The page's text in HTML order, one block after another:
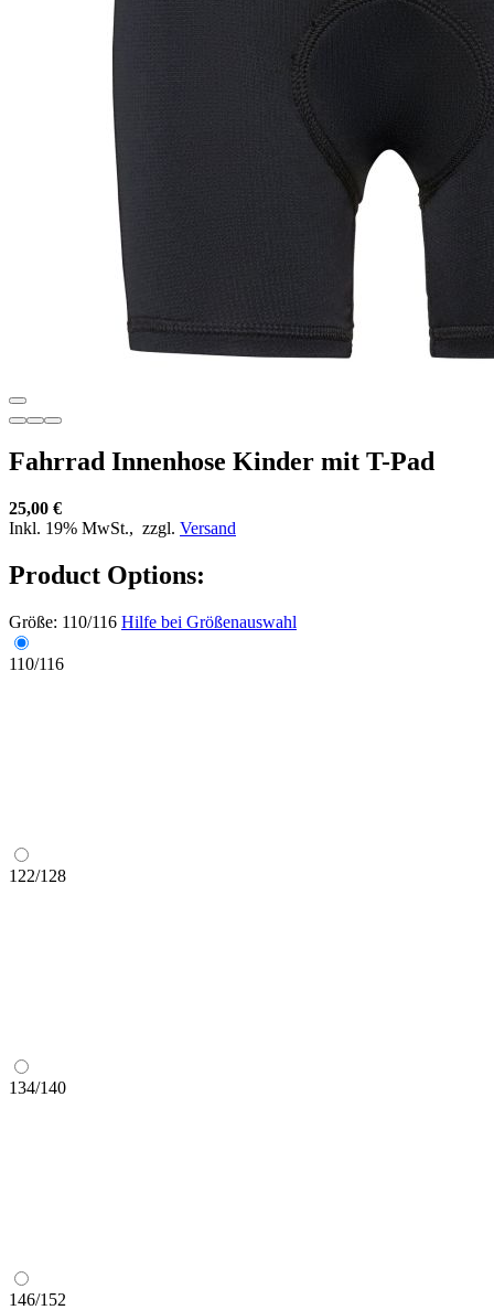
Fahrrad Innenhose Kinder mit T-Pad
25,00 €
Inkl. 19% MwSt., zzgl. Versand
Product Options:
Größe: 110/116 Hilfe bei Größenauswahl
110/116
122/128
134/140
146/152